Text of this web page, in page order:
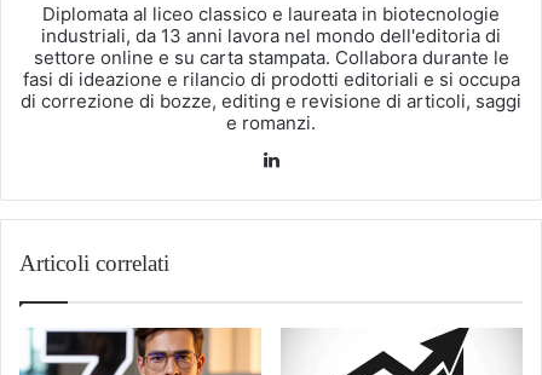
Diplomata al liceo classico e laureata in biotecnologie
industriali, da 13 anni lavora nel mondo dell'editoria di
settore online e su carta stampata. Collabora durante le
fasi di ideazione e rilancio di prodotti editoriali e si occupa
di correzione di bozze, editing e revisione di articoli, saggi
e romanzi.
Articoli correlati